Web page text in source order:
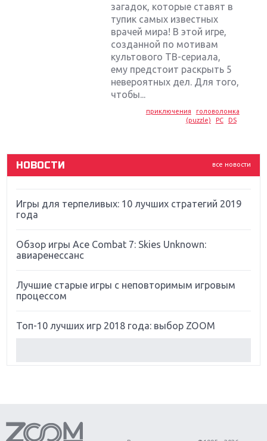
загадок, которые ставят в
тупик самых известных
врачей мира! В этой игре,
созданной по мотивам
культового ТВ-сериала,
ему предстоит раскрыть 5
невероятных дел. Для того,
чтобы...
приключения
головоломка
(puzzle)
PC DS
все новости
НОВОСТИ
Крупнейшие релизы мая: Nintendo, Microsoft и
Far Cry 5: хвалить нельзя ругать
Игры для терпеливых: 10 лучших стратегий 2019
года
Обзор игры Ace Combat 7: Skies Unknown:
авиаренессанс
Лучшие старые игры с неповторимым игровым
процессом
Топ-10 лучших игр 2018 года: выбор ZOOM
Обзор игры Forza Horizon 4: вершина эволюции